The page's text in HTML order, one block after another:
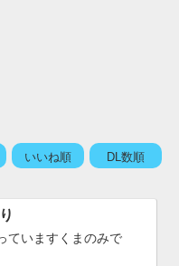
いいね順 DL数順
ていますくまのみで